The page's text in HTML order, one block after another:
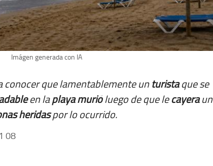
Imágen generada con IA
conocer que lamentablemente unturistaque se
en laplayamurióluego de que lecayeraun
heridaspor lo ocurrido.
08